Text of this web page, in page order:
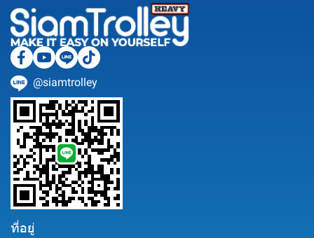
@siamtrolley
ที่อยู่